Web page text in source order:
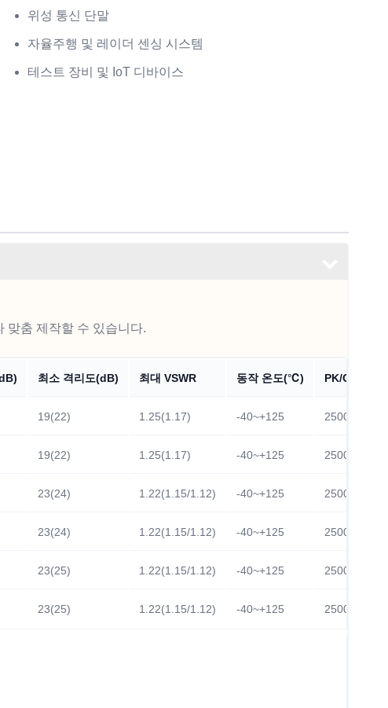
위성 통신 단말
자율주행 및 레이더 센싱 시스템
테스트 장비 및 IoT 디바이스
맞춤 제작할 수 있습니다.
최소 격리도(dB) 최대 VSWR 동작 온도(℃) PK/CW/
19(22) 1.25(1.17) -40~+125 2500/250
19(22) 1.25(1.17) -40~+125 2500/250
23(24) 1.22(1.15/1.12) -40~+125 2500/250
23(24) 1.22(1.15/1.12) -40~+125 2500/250
23(25) 1.22(1.15/1.12) -40~+125 2500/250
23(25) 1.22(1.15/1.12) -40~+125 2500/250